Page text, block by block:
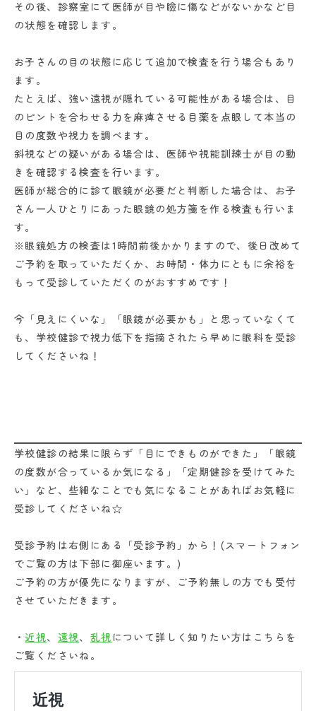
その後、診察室にて医師が目や瞼に傷などがないかなど目
の状態を確認します。
お子さんの目の状態に応じて追加で検査を行う場合もあり
ます。
たとえば、強い遠視が隠れている可能性がある場合は、目
のピントを合わせる力を麻痺させる目薬を点眼して本当の
目の度数や視力を調べます。
斜視などの疑いがある場合は、医師や視能訓練士が目の動
きを確認する検査を行います。
医師が総合的に診て眼鏡が必要だと判断した場合は、お子
さん一人ひとりにあった眼鏡の処方箋を作る検査も行いま
す。
※眼鏡処方の検査は1時間前後かかりますので、後日改めて
ご予約を取っていただくか、お時間・体力にともに余裕を
もって受診していただくのがおすすめです！
今「見えにくいな」「眼鏡が必要かも」と思っていなくて
も、学校健診で視力低下を指摘されたら早めに眼科を受診
してくださいね！
学校健診の結果に限らず「目にできものができた」「眼鏡
の度数が合っているか気になる」「定期健診を受けてみた
い」など、些細なことでも気になることがあればお気軽に
受診してくださいね☆
受診予約は右側にある「受診予約」から！(スマートフォン
でご覧の方は下部に御座います。)
ご予約の方が優先になりますが、ご予約無しの方でも受付
させていただきます。
・近視、 遠視、 乱視 について詳しく知りたい方はこちらを
ご覧くださいね。